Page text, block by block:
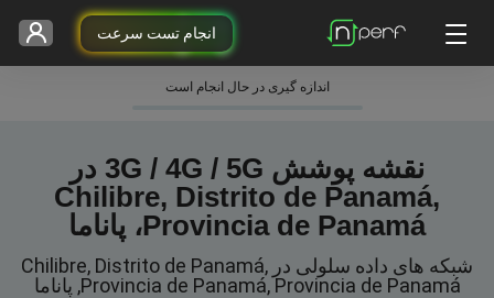
انجام تست سرعت
اندازه گیری در حال انجام است
نقشه پوشش 3G / 4G / 5G در
Chilibre, Distrito de Panamá,
Provincia de Panamá، پاناما
شبکه های داده سلولی در Chilibre, Distrito de Panamá,
Provincia de Panamá, Provincia de Panamá, پاناما